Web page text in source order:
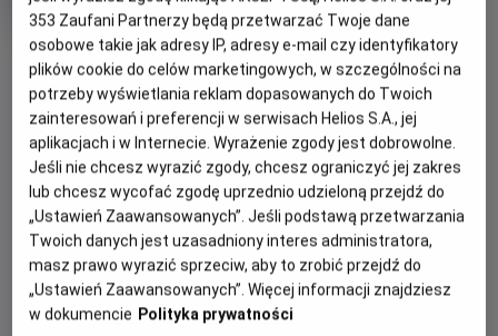
OBSERWUJ
rok
produkcji
PREMIERA
17 lipca 2026
REŻYSERIA
Christopher Nolan
SCENARIUSZ
Christopher Nolan
OBSADA
Anne Hathaway, Charlize Theron, Zendaya, Matt Damon, Tom
Holland, Robert Pattinson, Lupita Nyong'o
WIĘCEJ SZCZEGÓŁÓW
GODZINY SEANSÓW
DZISIAJ, 8 SIERPNIA 2026
DZISIAJ,
SIERPNIA
2026
10:20
2D, napisy
11:00
2D, napisy
353 Zaufani Partnerzy będą przetwarzać Twoje dane
osobowe takie jak adresy IP, adresy e-mail czy identyfikatory
plików cookie do celów marketingowych, w szczególności na
potrzeby wyświetlania reklam dopasowanych do Twoich
zainteresowań i preferencji w serwisach Helios S.A., jej
aplikacjach i w Internecie. Wyrażenie zgody jest dobrowolne.
Jeśli nie chcesz wyrazić zgody, chcesz ograniczyć jej zakres
lub chcesz wycofać zgodę uprzednio udzieloną przejdź do
„Ustawień Zaawansowanych”. Jeśli podstawą przetwarzania
Twoich danych jest uzasadniony interes administratora,
masz prawo wyrazić sprzeciw, aby to zrobić przejdź do
„Ustawień Zaawansowanych”. Więcej informacji znajdziesz
w dokumencie Polityka prywatności